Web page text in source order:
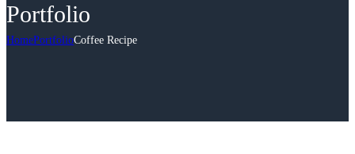
Portfolio
HomePortfolioCoffee Recipe